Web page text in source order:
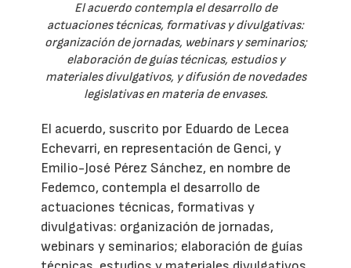
El acuerdo contempla el desarrollo de
actuaciones técnicas, formativas y divulgativas:
organización de jornadas, webinars y seminarios;
elaboración de guías técnicas, estudios y
materiales divulgativos, y difusión de novedades
legislativas en materia de envases.
El acuerdo, suscrito por Eduardo de Lecea
Echevarri, en representación de Genci, y
Emilio-José Pérez Sánchez, en nombre de
Fedemco, contempla el desarrollo de
actuaciones técnicas, formativas y
divulgativas: organización de jornadas,
webinars y seminarios; elaboración de guías